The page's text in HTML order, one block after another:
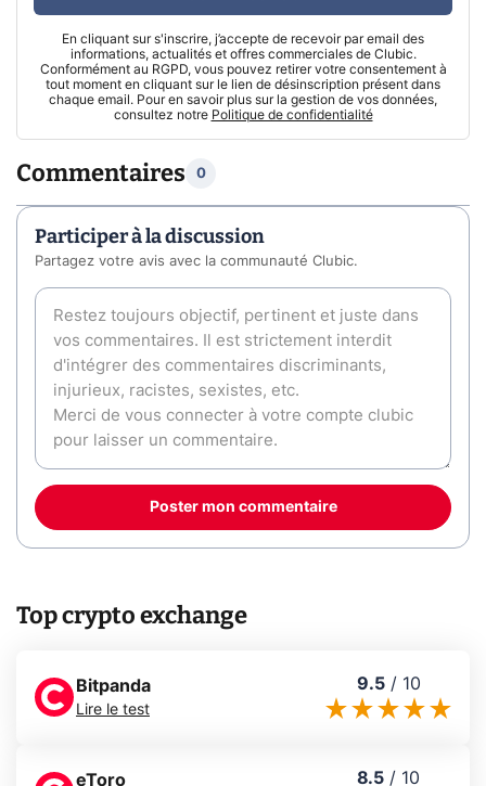
En cliquant sur s'inscrire, j’accepte de recevoir par email des
informations, actualités et offres commerciales de Clubic.
Conformément au RGPD, vous pouvez retirer votre consentement à
tout moment en cliquant sur le lien de désinscription présent dans
chaque email. Pour en savoir plus sur la gestion de vos données,
consultez notre Politique de confidentialité
Commentaires 0
Participer à la discussion
Partagez votre avis avec la communauté Clubic.
Poster mon commentaire
Top crypto exchange
Bitpanda
Lire le test
9.5/ 10
eToro 8.5 / 10